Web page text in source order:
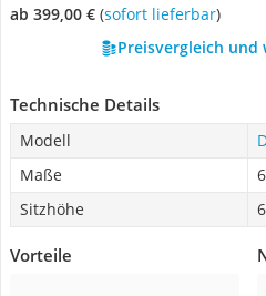
ab 399,00 € ( Sofort lieferbar)
Preisvergleich und
Technische Details
Modell
Maße
Sitzhöhe
Vorteile